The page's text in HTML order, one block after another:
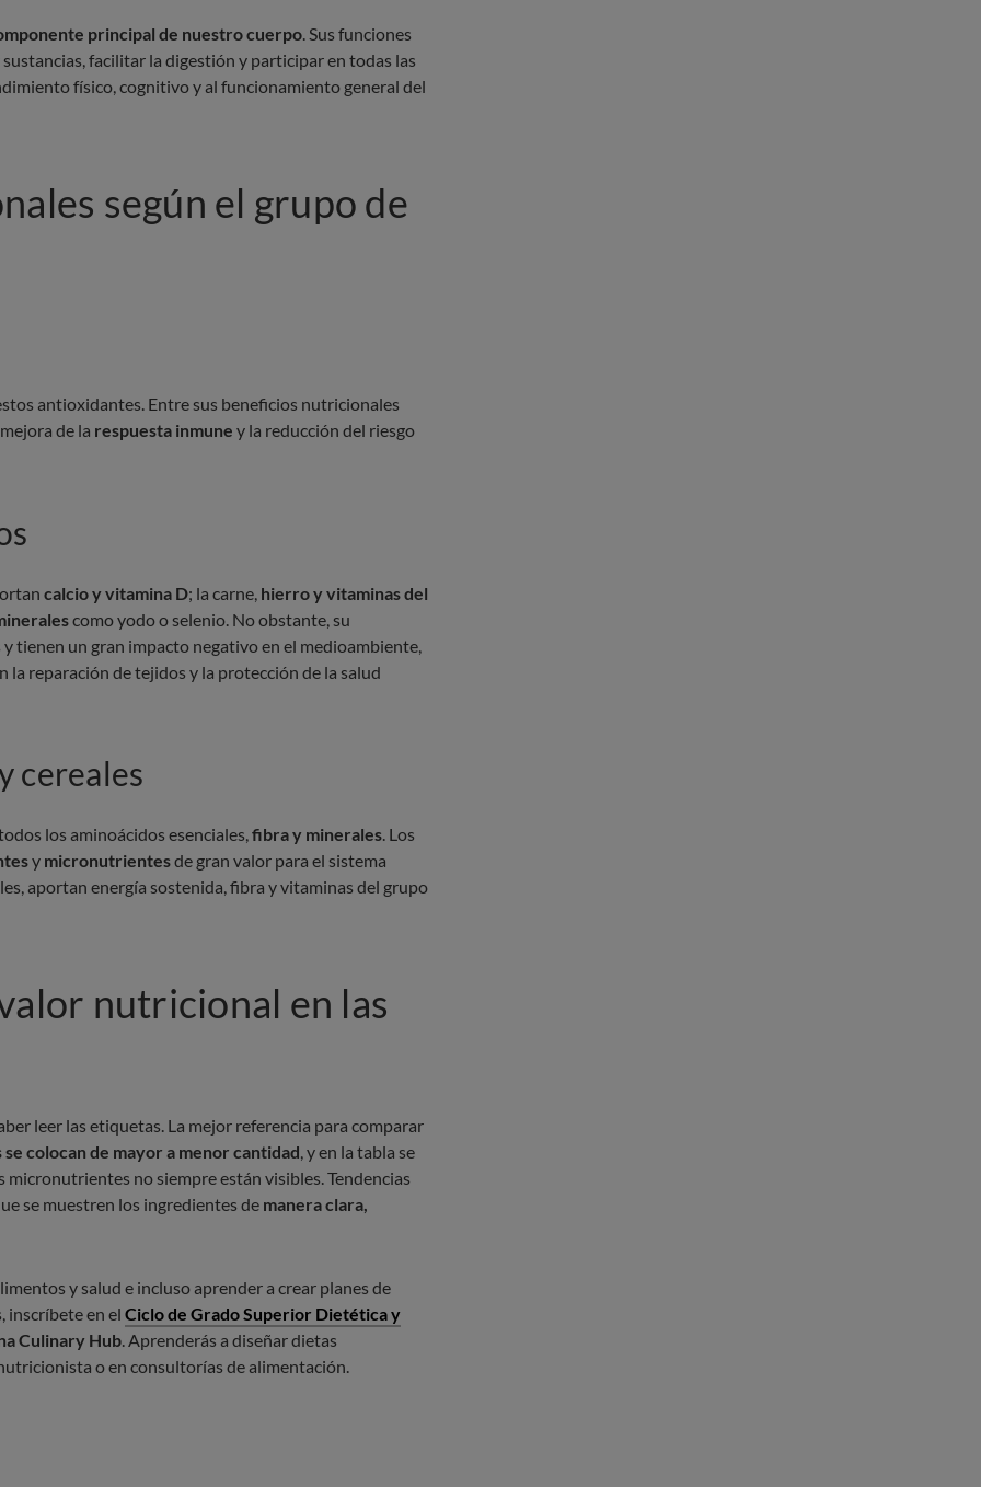
principal de nuestro cuerpo. Sus funciones
facilitar la digestión y participar en todas las
físico, cognitivo y al funcionamiento general del
según el grupo de
antioxidantes. Entre sus beneficios nutricionales
mejora de la respuesta inmune y la reducción del riesgo
calcio y vitamina D; la carne, hierro y vitaminas del
como yodo o selenio. No obstante, su
tienen un gran impacto negativo en el medioambiente,
la reparación de tejidos y la protección de la salud
cereales
los aminoácidos esenciales,fibra y minerales. Los
y micronutrientesde gran valor para el sistema
aportan energía sostenida, fibra y vitaminas del grupo
nutricional en las
leer las etiquetas. La mejor referencia para comparar
colocan de mayor a menor cantidad, y en la tabla se
no siempre están visibles. Tendencias
se muestren los ingredientes de manera clara,
y salud e incluso aprender a crear planes de
inscríbete en el Ciclo de Grado Superior Dietética y
Culinary Hub. Aprenderás a diseñar dietas
o en consultorías de alimentación.